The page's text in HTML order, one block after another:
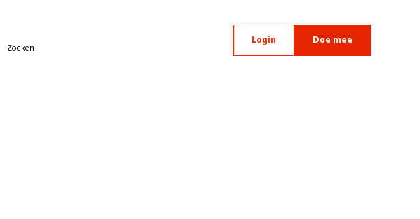
Zoeken
Login Doe mee